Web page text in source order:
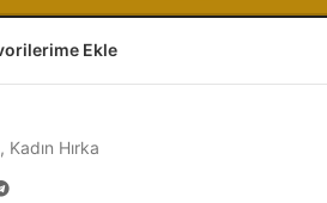
Ekle
, Kadın Hırka